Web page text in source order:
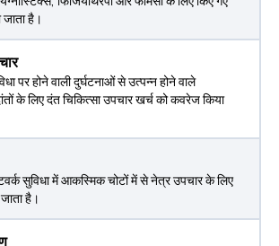
जाता है।
पर होने वाली दुर्घटनाओं से उत्पन्न होने वाले
के लिए दंत चिकित्सा उपचार खर्च को कवरेज किया
सुविधा में आकस्मिक चोटों में से नेत्र उपचार के लिए
है।